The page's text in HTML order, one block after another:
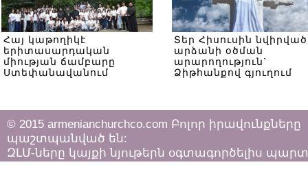
Հայ կաթողիկէ
երիտասարդական
միության ճամբարը
Ստեփանավանում
Տեր Հիսուսին նվիրված
արձանի օծման
արարողություն`
Ձիթհանքով գյուղում
© 2015 armenianchurchco.com Բոլոր իրավունքները
պաշտպանված են:
ԶԼՄ-ները կայքի նյութերն օգտագործելիս